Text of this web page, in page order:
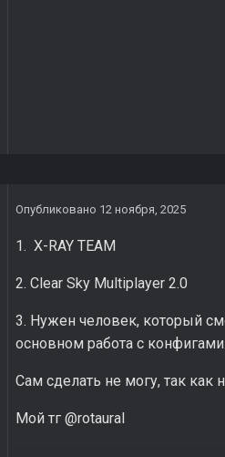
Опубликовано 12 ноября, 2025
1. X-RAY TEAM
2. Clear Sky Multiplayer 2.0
3. Нужен человек, который
основном работа с
Сам сделать не могу, так как
Мой тг @rotaural